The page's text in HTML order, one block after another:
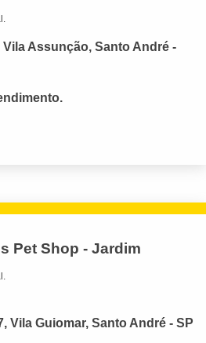
Vila Assunção, Santo André -
Pet Shop - Jardim
Vila Guiomar, Santo André - SP